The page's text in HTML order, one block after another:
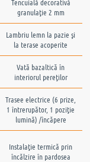
granulaţie 2 mm
Lambriu lemn la pazie şi
la terase acoperite
Vată bazaltică în
interiorul pereţilor
Trasee electrice (6 prize,
1 întrerupător, 1 poziţie
lumină) /încăpere
Instalaţie termică prin
încălzire în pardosea